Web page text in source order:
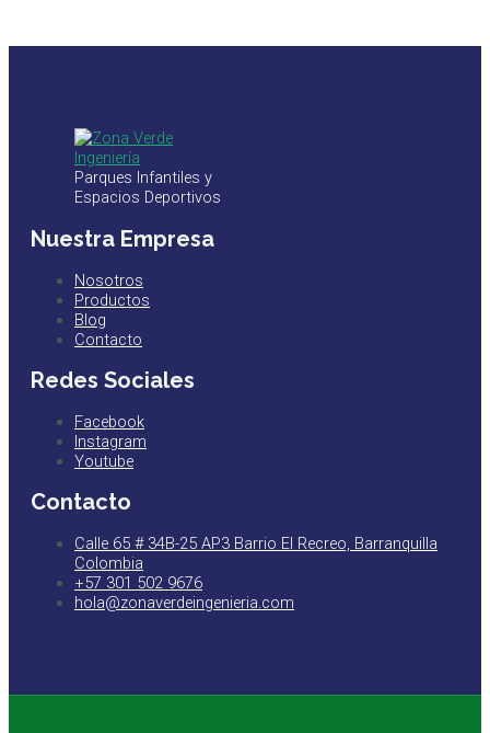
Parques Infantiles y
Espacios Deportivos
Nuestra Empresa
Nosotros
Productos
Blog
Contacto
Redes Sociales
Facebook
Instagram
Youtube
Contacto
Calle 65 # 34B-25 AP3 Barrio El Recreo, Barranquilla
Colombia
+57 301 502 9676
hola@zonaverdeingenieria.com